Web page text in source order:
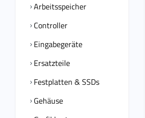
Arbeitsspeicher
Controller
Eingabegeräte
Ersatzteile
Festplatten & SSDs
Gehäuse